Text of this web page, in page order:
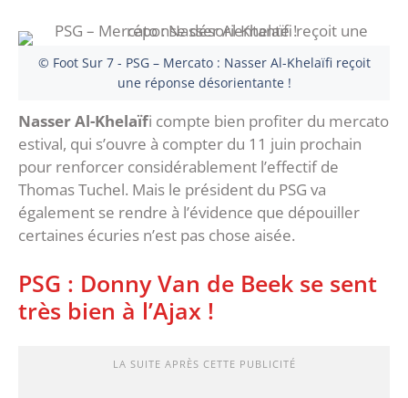
© Foot Sur 7 - PSG – Mercato : Nasser Al-Khelaïfi reçoit
une réponse désorientante !
Nasser Al-Khelaïfi compte bien profiter du mercato
estival, qui s’ouvre à compter du 11 juin prochain
pour renforcer considérablement l’effectif de
Thomas Tuchel. Mais le président du PSG va
également se rendre à l’évidence que dépouiller
certaines écuries n’est pas chose aisée.
PSG : Donny Van de Beek se sent
très bien à l’Ajax !
LA SUITE APRÈS CETTE PUBLICITÉ